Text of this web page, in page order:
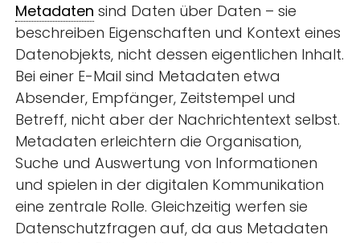
Metadaten sind Daten über Daten – sie
beschreiben Eigenschaften und Kontext eines
Datenobjekts, nicht dessen eigentlichen Inhalt.
Bei einer E-Mail sind Metadaten etwa
Absender, Empfänger, Zeitstempel und
Betreff, nicht aber der Nachrichtentext selbst.
Metadaten erleichtern die Organisation,
Suche und Auswertung von Informationen
und spielen in der digitalen Kommunikation
eine zentrale Rolle. Gleichzeitig werfen sie
Datenschutzfragen auf, da aus Metadaten